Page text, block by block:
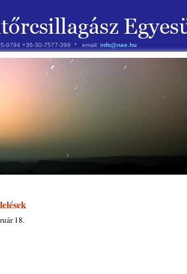
0794 +36-30-7577-399 * email: info@nae.hu
18.